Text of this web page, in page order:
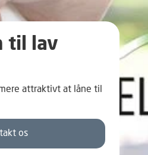
til lav
attraktivt at låne til
os